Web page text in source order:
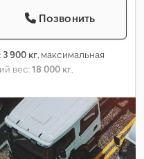
Позвонить
3 900 кг, максимальная
вес:18 000 кг,
регистрация:
, подвеска:воздух, размер
, тип
другое, Оборудование: